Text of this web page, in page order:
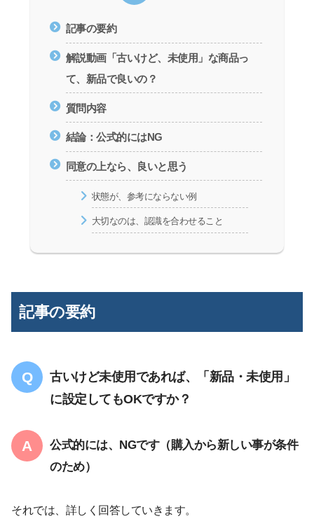
記事の要約
解説動画「古いけど、未使用」な商品っ
て、新品で良いの？
質問内容
結論：公式的にはNG
同意の上なら、良いと思う
状態が、参考にならない例
大切なのは、認識を合わせること
記事の要約
古いけど未使用であれば、「新品・未使用」
に設定してもOKですか？
公式的には、NGです（購入から新しい事が条件
のため）
それでは、詳しく回答していきます。